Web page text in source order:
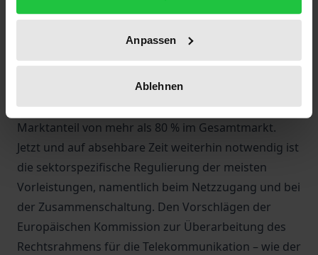
Anpassen
Ablehnen
Endkundenmarkt für Teilnehmeranschlüsse. Zwar
ist auch hier eine erfreuliche Intensivierung des
Wettbewerbs zu verzeichnen; gleichwohl verfügt die
Deutsche Telekom AG weiterhin über einen
Marktanteil von mehr als 80 % im Gesamtmarkt.
Jetzt und auf absehbare Zeit weiterhin notwendig ist
die sektorspezifische Regulierung der meisten
Vorleistungen, namentlich beim Netzzugang und bei
der Zusammenschaltung. Den Vorschlägen der
Europäischen Kommission zur Überarbeitung des
Rechtsrahmens für die Telekommunikation – wie der